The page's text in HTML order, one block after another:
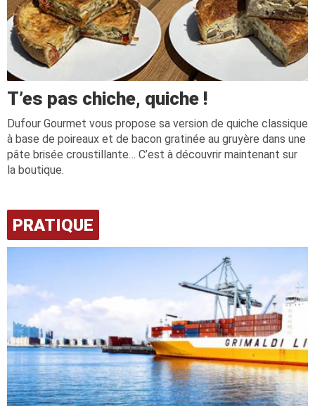
T’es pas chiche, quiche !
Dufour Gourmet vous propose sa version de quiche classique
à base de poireaux et de bacon gratinée au gruyère dans une
pâte brisée croustillante… C’est à découvrir maintenant sur
la boutique.
PRATIQUE